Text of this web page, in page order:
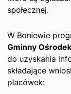
społecznej.
W ‌Boniewie
Gminny⁤
do ⁢uzyskania
składające
placówek: